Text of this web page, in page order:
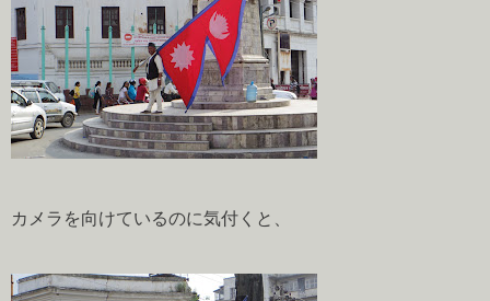
カメラを向けているのに気付くと、